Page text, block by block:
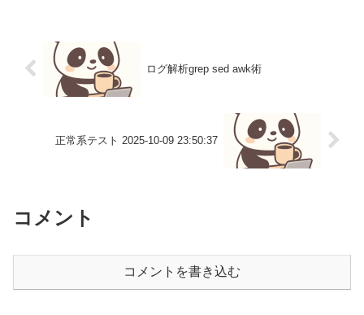
ログ解析grep sed awk術
正常系テスト 2025-10-09 23:50:37
コメント
コメントを書き込む